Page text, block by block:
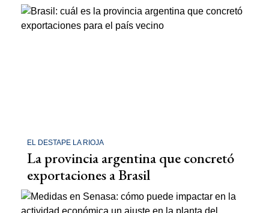
EL DESTAPE LA RIOJA
La provincia argentina que concretó
exportaciones a Brasil